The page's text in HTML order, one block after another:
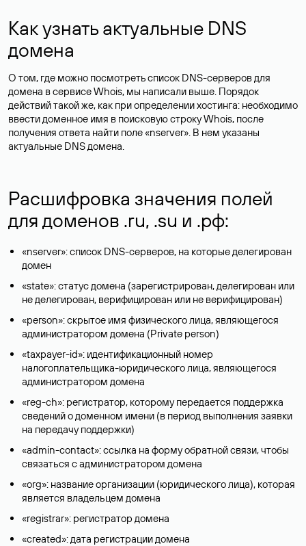
Как узнать актуальные DNS
домена
О том, где можно посмотреть список DNS-серверов для
домена в сервисе Whois, мы написали выше. Порядок
действий такой же, как при определении хостинга: необходимо
ввести доменное имя в поисковую строку Whois, после
получения ответа найти поле «nserver». В нем указаны
актуальные DNS домена.
Расшифровка значения полей
для доменов .ru, .su и .рф:
«nserver»: список DNS-серверов, на которые делегирован
домен
«state»: статус домена (зарегистрирован, делегирован или
не делегирован, верифицирован или не верифицирован)
«person»: скрытое имя физического лица, являющегося
администратором домена (Privatе person)
«taxpayer-id»: идентификационный номер
налогоплательщика-юридического лица, являющегося
администратором домена
«reg-ch»: регистратор, которому передается поддержка
сведений о доменном имени (в период выполнения заявки
на передачу поддержки)
«admin-contact»: ссылка на форму обратной связи, чтобы
связаться с администратором домена
«org»: название организации (юридического лица), которая
является владельцем домена
«registrar»: регистратор домена
«created»: дата регистрации домена